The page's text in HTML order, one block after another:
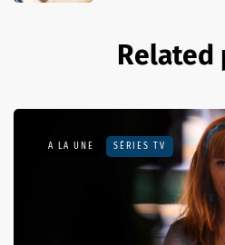
Related
A LA UNE SÉRIES TV